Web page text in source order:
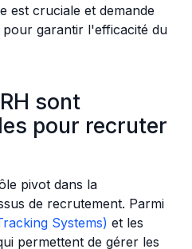
est cruciale et demande
garantir l'efficacité du
sont
pour recruter
pivot dans la
de recrutement. Parmi
Systems) et les
permettent de gérer les